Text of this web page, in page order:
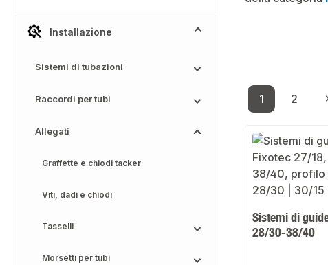
Installazione
Sistemi di tubazioni
Raccordi per tubi
Allegati
Graffette e chiodi tacker
Viti, dadi e chiodi
Tasselli
Morsetti per tubi
Pagina
1
Pagina
2
Sistemi di
28/30-38/40